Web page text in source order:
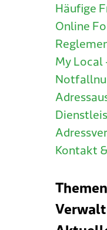
Häufige
Online
My Local
Kontakt
Themen